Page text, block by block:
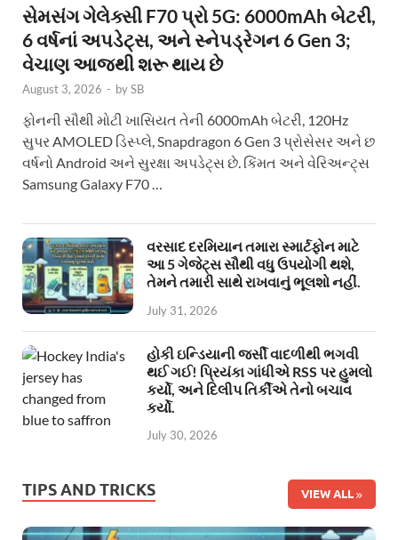
સેમસંગ ગેલેક્સી F70 પ્રો 5G: 6000mAh બેટરી,
6 વર્ષનાં અપડેટ્સ, અને સ્નેપડ્રેગન 6 Gen 3;
વેચાણ આજથી શરૂ થાય છે
August 3, 2026 - bySB
ફોનની સૌથી મોટી ખાસિયત તેની 6000mAh બેટરી, 120Hz
સુપર AMOLED ડિસ્પ્લે, Snapdragon 6 Gen 3 પ્રોસેસર અને છ
વર્ષનો Android અને સુરક્ષા અપડેટ્સ છે. કિંમત અને વેરિઅન્ટ્સ
Samsung Galaxy F70 …
વરસાદ દરમિયાન તમારા સ્માર્ટફોન માટે
આ 5 ગેજેટ્સ સૌથી વધુ ઉપયોગી થશે,
તેમને તમારી સાથે રાખવાનું ભૂલશો નહીં.
July 31, 2026
હોકી ઇન્ડિયાની જર્સી વાદળીથી ભગવી
થઈ ગઈ! પ્રિયંકા ગાંધીએ RSS પર હુમલો
કર્યો, અને દિલીપ તિર્કીએ તેનો બચાવ
કર્યો.
July 30, 2026
TIPS AND TRICKS VIEW ALL